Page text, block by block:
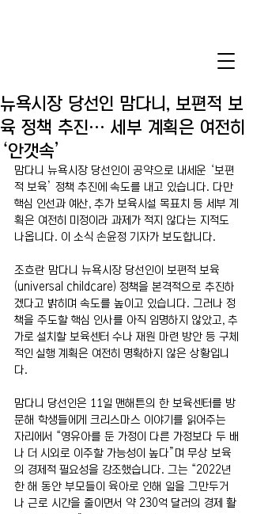
뉴욕시장 당선인 맘다니, 보편적 보
육 정책 추진… 세부 계획은 여전히
‘안갯속’
맘다니 뉴욕시장 당선인이 공약으로 내세운 ‘보편
적 보육’ 정책 추진에 속도를 내고 있습니다. 다만
핵심 인선과 예산, 추가 보육시설 목표치 등 세부 계
획은 여전히 미정이라 과제가 적지 않다는 지적도
나옵니다. 이 소식 손윤정 기자가 보도합니다.
조흐란 맘다니 뉴욕시장 당선인이 보편적 보육
(universal childcare) 정책을 본격적으로 추진하
겠다고 밝히며 속도를 높이고 있습니다. 그러나 정
책을 주도할 핵심 인사를 아직 임명하지 않았고, 추
가로 설치할 보육센터 수나 재원 마련 방안 등 구체
적인 실행 계획은 여전히 명확하지 않은 상황입니
다.
맘다니 당선인은 11일 맨해튼의 한 보육센터를 방
문해 학생들에게 크리스마스 이야기를 읽어주는
자리에서 “영유아를 둔 가정이 다른 가정보다 두 배
나 더 시외로 이주할 가능성이 높다”며 무상 보육
의 경제적 필요성을 강조했습니다. 그는 “2022년
한 해 동안 부모들이 육아로 인해 일을 그만두거
나 근로 시간을 줄이면서 약 230억 달러의 경제 활